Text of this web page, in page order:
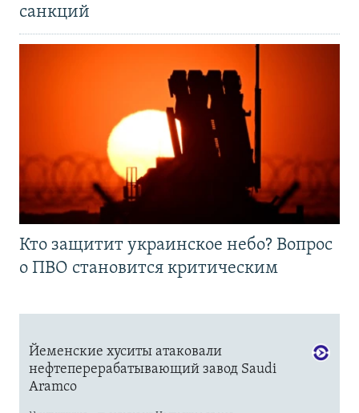
санкций
Кто защитит украинское небо? Вопрос
о ПВО становится критическим